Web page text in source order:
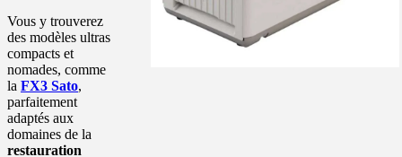
Vous y trouverez
des modèles ultras
compacts et
nomades, comme
la FX3 Sato,
parfaitement
adaptés aux
domaines de la
restauration